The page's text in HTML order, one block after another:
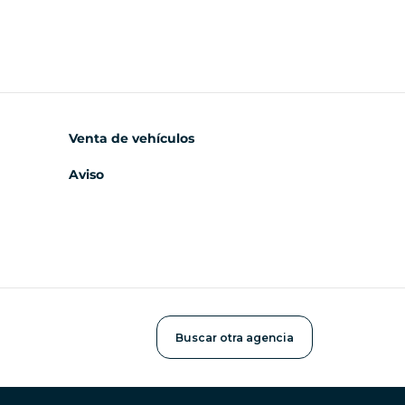
Venta de vehículos
Aviso
Buscar otra agencia